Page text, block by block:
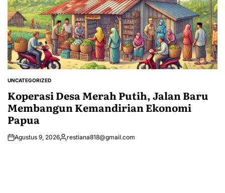
POSTED
UNCATEGORIZED
Koperasi Desa Merah Putih, Jalan Baru
Membangun Kemandirian Ekonomi
Papua
Agustus 9, 2026Posted
restiana818@gmail.com